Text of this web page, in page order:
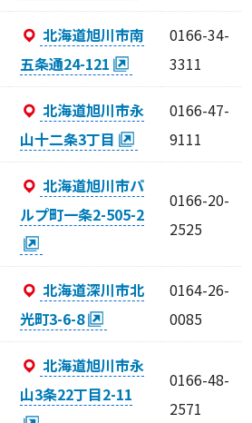
北海道旭川市南
五条通24-121
0166-34-
3311
北海道旭川市永
山十二条3丁目
0166-47-
9111
北海道旭川市パ
ルプ町一条2-505-2
0166-20-
2525
北海道深川市北
光町3-6-8
0164-26-
0085
北海道旭川市永
山3条22丁目2-11
0166-48-
2571